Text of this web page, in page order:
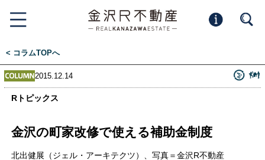
< コラムTOPへ
2015.12.14
Rトピックス
金沢の町家改修で使える補助金制度
北出健展（ジェル・アーキテクツ）、写真＝金沢R不動産